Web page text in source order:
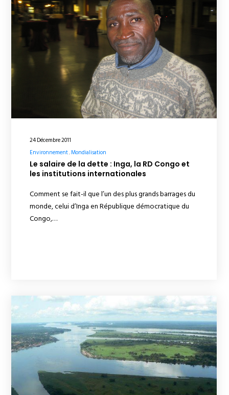
24 Décembre 2011
Environnement Mondialisation
Le salaire de la dette : Inga, la RD Congo et
les institutions internationales
Comment se fait-il que l’un des plus grands barrages du
monde, celui d’Inga en République démocratique du
Congo,…